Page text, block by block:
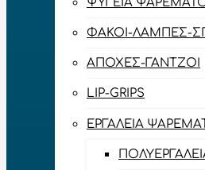
ΨΥΓΕΊΑ
ΦΑΚΟΊ-ΛΆΜΠΕΣ-
ΑΠΌΧΕΣ-ΓΆΝΤΖΟΙ
LIP-GRIPS
EΡΓΑΛΕΊΑ